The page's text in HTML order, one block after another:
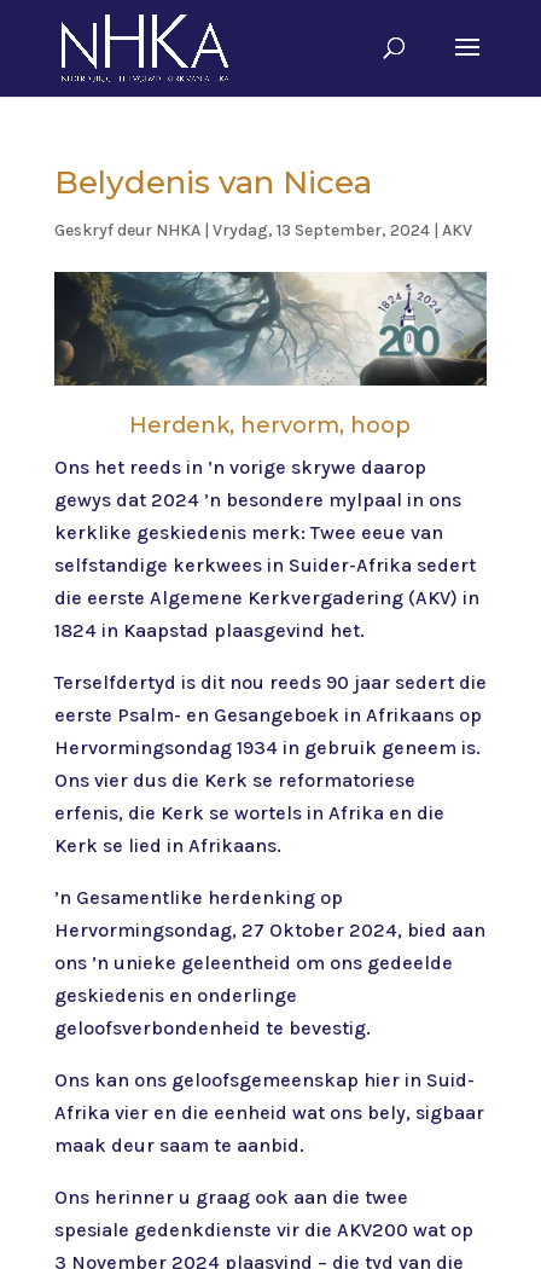
Belydenis van Nicea
Geskryf deur NHKA| Vrydag, 13 September, 2024| AKV
Herdenk, hervorm, hoop
Ons het reeds in ’n vorige skrywe daarop
gewys dat 2024 ’n besondere mylpaal in ons
kerklike geskiedenis merk: Twee eeue van
selfstandige kerkwees in Suider-Afrika sedert
die eerste Algemene Kerkvergadering (AKV) in
1824 in Kaapstad plaasgevind het.
Terselfdertyd is dit nou reeds 90 jaar sedert die
eerste Psalm- en Gesangeboek in Afrikaans op
Hervormingsondag 1934 in gebruik geneem is.
Ons vier dus die Kerk se reformatoriese
erfenis, die Kerk se wortels in Afrika en die
Kerk se lied in Afrikaans.
’n Gesamentlike herdenking op
Hervormingsondag, 27 Oktober 2024, bied aan
ons ’n unieke geleentheid om ons gedeelde
geskiedenis en onderlinge
geloofsverbondenheid te bevestig.
Ons kan ons geloofsgemeenskap hier in Suid-
Afrika vier en die eenheid wat ons bely, sigbaar
maak deur saam te aanbid.
Ons herinner u graag ook aan die twee
spesiale gedenkdienste vir die AKV200 wat op
3 November 2024 plaasvind – die tyd van die